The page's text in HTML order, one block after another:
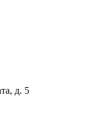
д. 5